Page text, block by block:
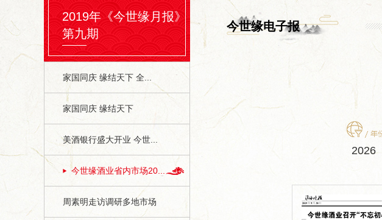
2019年《今世缘月报》
第九期
家国同庆 缘结天下 全...
家国同庆 缘结天下
美酒银行盛大开业 今世...
今世缘酒业省内市场20...
周素明走访调研多地市场
今世缘电子报
2026